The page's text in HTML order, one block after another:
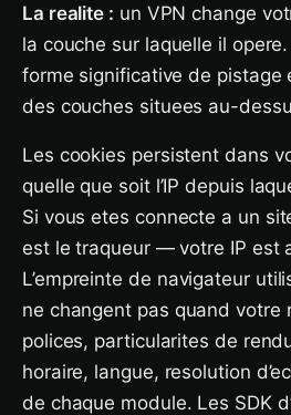
La realite : un VPN change
la couche sur laquelle il
forme significative de pistage
des couches situees au-
Les cookies persistent dans
quelle que soit l’IP depuis
Si vous etes connecte a un
est le traqueur — votre IP est
L’empreinte de navigateur
ne changent pas quand votre
polices, particularites de
horaire, langue, resolution
de chaque module. Les SDK